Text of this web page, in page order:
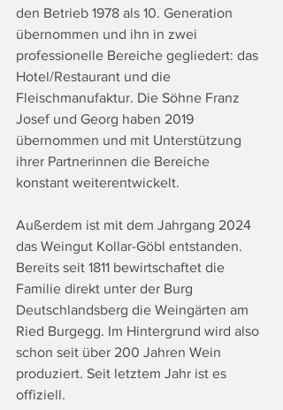
den Betrieb 1978 als 10. Generation
übernommen und ihn in zwei
professionelle Bereiche gegliedert: das
Hotel/Restaurant und die
Fleischmanufaktur. Die Söhne Franz
Josef und Georg haben 2019
übernommen und mit Unterstützung
ihrer Partnerinnen die Bereiche
konstant weiterentwickelt.
Außerdem ist mit dem Jahrgang 2024
das Weingut Kollar-Göbl entstanden.
Bereits seit 1811 bewirtschaftet die
Familie direkt unter der Burg
Deutschlandsberg die Weingärten am
Ried Burgegg. Im Hintergrund wird also
schon seit über 200 Jahren Wein
produziert. Seit letztem Jahr ist es
offiziell.